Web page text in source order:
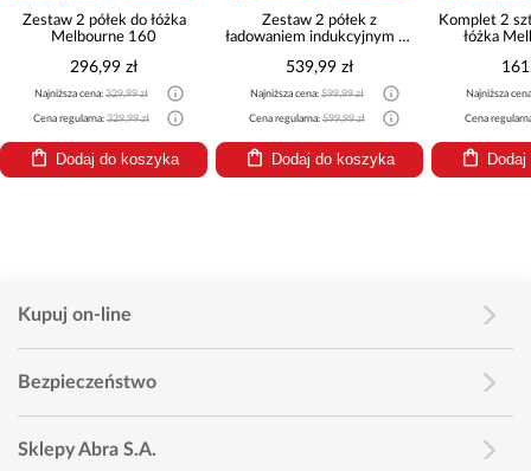
Zestaw 2 półek do łóżka
Melbourne 160
296,99 zł
Najniższa cena: 329,99 zł
Cena regularna: 329,99 zł
Dodaj do koszyka
Zestaw 2 półek z
ładowaniem indukcyjnym do
539,99 zł
Najniższa cena: 599,99 zł
Cena regularna: 599,99 zł
Dodaj do koszyka
Komplet 2
łóżka
Najniższa
Cena
Kupuj on-line
Bezpieczeństwo
Sklepy Abra S.A.